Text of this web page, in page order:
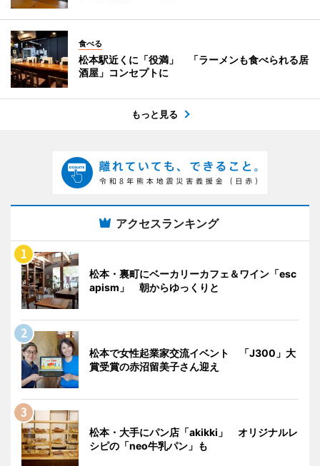
食べる
松本駅近くに「役満」 「ラーメンも食べられる居
酒屋」コンセプトに
もっと見る
アクセスランキング
松本・裏町にベーカリーカフェ＆ワイン「esc
apism」 朝からゆっくりと
松本で女性起業家交流イベント 「J300」大
賞受賞の赤沼留美子さん迎え
松本・大手にパン店「akikki」 オリジナルレ
シピの「neo牛乳パン」も